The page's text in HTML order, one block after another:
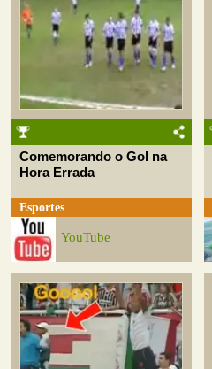
Comemorando o Gol na
Hora Errada
Esportes
YouTube